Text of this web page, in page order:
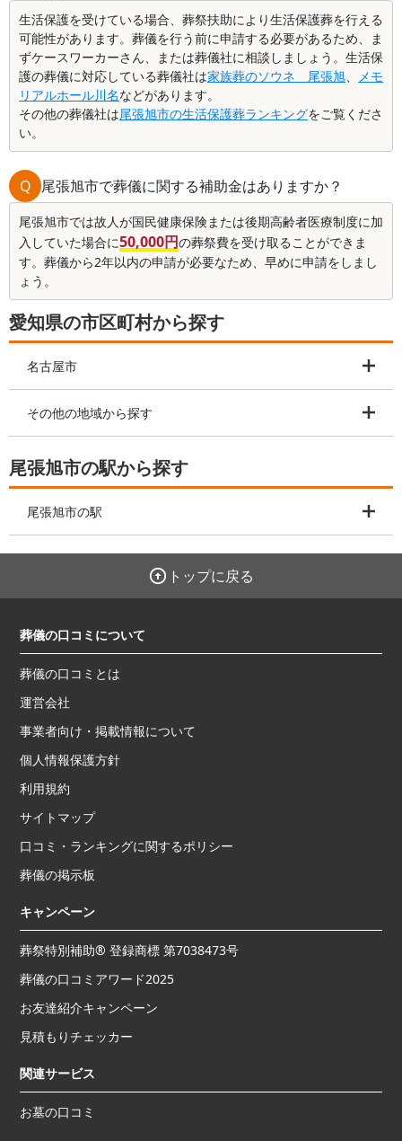
生活保護を受けている場合、葬祭扶助により生活保護葬を行える
可能性があります。葬儀を行う前に申請する必要があるため、ま
ずケースワーカーさん、または葬儀社に相談しましょう。生活保
護の葬儀に対応している葬儀社は家族葬のソウネ 尾張旭、
メモ
リアルホール川名などがあります。
その他の葬儀社は尾張旭市の生活保護葬ランキングをご覧くださ
い。
Q 尾張旭市で葬儀に関する補助金はありますか？
尾張旭市では故人が国民健康保険または後期高齢者医療制度に加
入していた場合に50,000円の葬祭費を受け取ることができま
す。葬儀から2年以内の申請が必要なため、早めに申請をしまし
ょう。
愛知県の市区町村から探す
名古屋市
その他の地域から探す
尾張旭市の駅から探す
尾張旭市の駅
トップに戻る
葬儀の口コミについて
葬儀の口コミとは
運営会社
事業者向け・掲載情報について
個人情報保護方針
利用規約
サイトマップ
口コミ・ランキングに関するポリシー
葬儀の掲示板
キャンペーン
葬祭特別補助® 登録商標 第7038473号
葬儀の口コミアワード2025
お友達紹介キャンペーン
見積もりチェッカー
関連サービス
お墓の口コミ